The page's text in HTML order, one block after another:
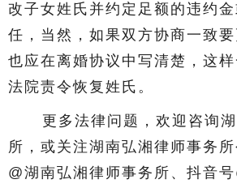
改子女姓氏并约定足额的违约
任，当然，如果双方协商一致要
也应在离婚协议中写清楚，这
法院责令恢复姓氏。
更多法律问题，欢迎咨询湖
所，或关注湖南弘湘律师事务
@湖南弘湘律师事务所、抖音